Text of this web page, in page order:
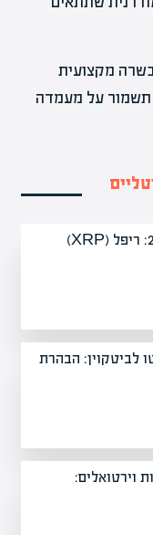
מקצועית
תשמור על מעמדה
שוק הקריפטו ב-2026: ריפל (XRP)
לביטקוין: הבהרת
וירטואלים: